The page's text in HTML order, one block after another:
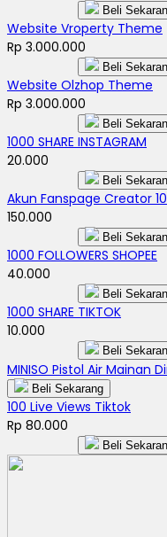
Beli
Website Vroperty Theme
Rp 3.000.000
Beli
Website Olzhop Theme
Rp 3.000.000
Beli
1000 SHARE INSTAGRAM
20.000
Beli
Akun Fanspage Creator
150.000
Beli
1000 FOLLOWERS SHOPEE
40.000
Beli
1000 SHARE TIKTOK
10.000
Beli
MINISO Pistol Air Mainan
Beli Sekarang
100 Live Views Tiktok
Rp 80.000
Beli